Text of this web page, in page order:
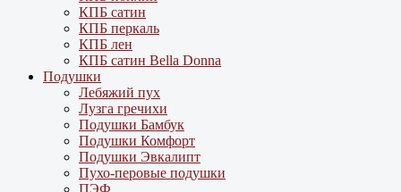
КПБ сатин
КПБ перкаль
КПБ лен
КПБ сатин Bella Donna
Подушки
Лебяжий пух
Лузга гречихи
Подушки Бамбук
Подушки Комфорт
Подушки Эвкалипт
Пухо-перовые подушки
ПЭФ